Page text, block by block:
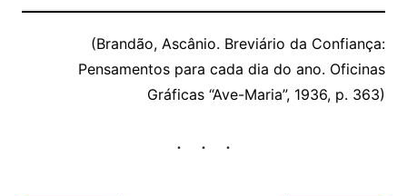
(Brandão, Ascânio. Breviário da Confiança:
Pensamentos para cada dia do ano. Oficinas
Gráficas “Ave-Maria”, 1936, p. 363)